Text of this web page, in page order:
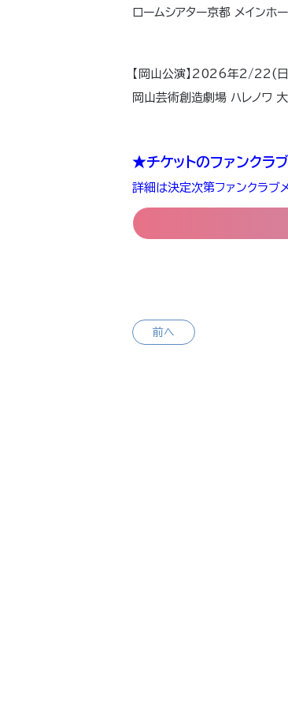
ロームシアター京都 メインホ
【岡山公演】2026年2/22(日
岡山芸術創造劇場 ハレノワ
★チケットのファンク
詳細は決定次第ファンクラブ
前へ